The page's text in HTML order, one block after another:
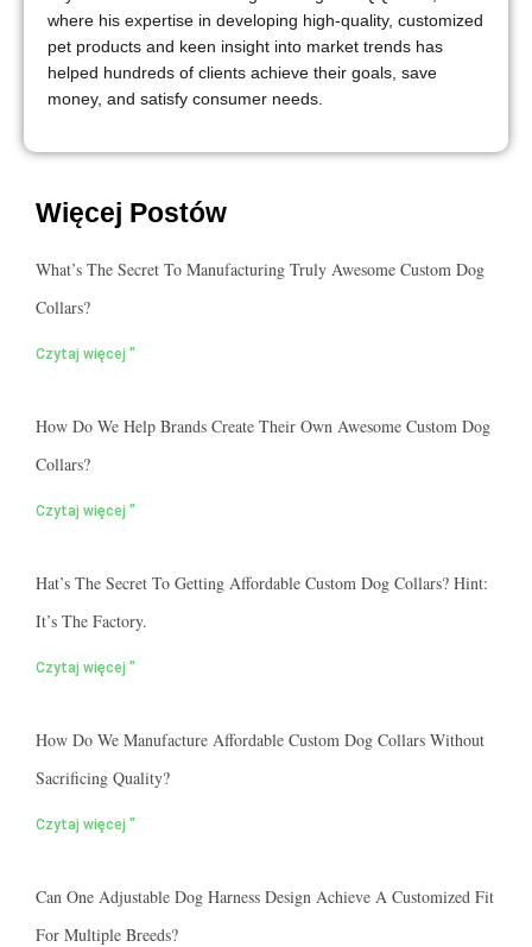
where his expertise in developing high-quality, customized
pet products and keen insight into market trends has
helped hundreds of clients achieve their goals, save
money, and satisfy consumer needs.
Więcej Postów
What’s The Secret To Manufacturing Truly Awesome Custom Dog
Collars?
Czytaj więcej "
How Do We Help Brands Create Their Own Awesome Custom Dog
Collars?
Czytaj więcej "
Hat’s The Secret To Getting Affordable Custom Dog Collars? Hint:
It’s The Factory.
Czytaj więcej "
How Do We Manufacture Affordable Custom Dog Collars Without
Sacrificing Quality?
Czytaj więcej "
Can One Adjustable Dog Harness Design Achieve A Customized Fit
For Multiple Breeds?